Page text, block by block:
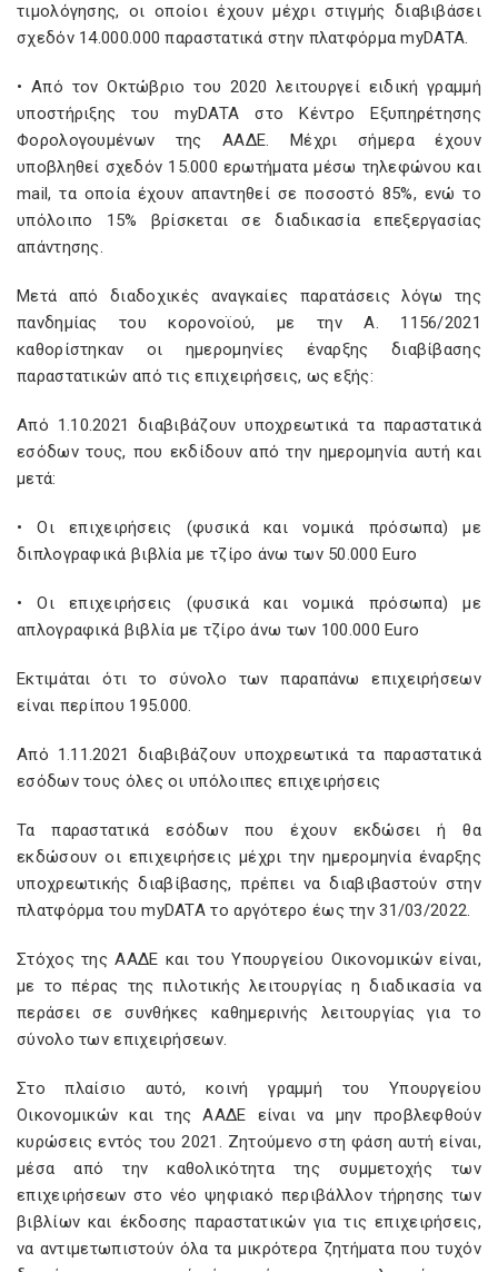
τιμολόγησης, οι οποίοι έχουν μέχρι στιγμής διαβιβάσει
σχεδόν 14.000.000 παραστατικά στην πλατφόρμα myDATA.
• Από τον Οκτώβριο του 2020 λειτουργεί ειδική γραμμή
υποστήριξης του myDATA στο Κέντρο Εξυπηρέτησης
Φορολογουμένων της ΑΑΔΕ. Μέχρι σήμερα έχουν
υποβληθεί σχεδόν 15.000 ερωτήματα μέσω τηλεφώνου και
mail, τα οποία έχουν απαντηθεί σε ποσοστό 85%, ενώ το
υπόλοιπο 15% βρίσκεται σε διαδικασία επεξεργασίας
απάντησης.
Μετά από διαδοχικές αναγκαίες παρατάσεις λόγω της
πανδημίας του κορονοϊού, με την Α. 1156/2021
καθορίστηκαν οι ημερομηνίες έναρξης διαβίβασης
παραστατικών από τις επιχειρήσεις, ως εξής:
Από 1.10.2021 διαβιβάζουν υποχρεωτικά τα παραστατικά
εσόδων τους, που εκδίδουν από την ημερομηνία αυτή και
μετά:
• Οι επιχειρήσεις (φυσικά και νομικά πρόσωπα) με
διπλογραφικά βιβλία με τζίρο άνω των 50.000 Euro
• Οι επιχειρήσεις (φυσικά και νομικά πρόσωπα) με
απλογραφικά βιβλία με τζίρο άνω των 100.000 Euro
Εκτιμάται ότι το σύνολο των παραπάνω επιχειρήσεων
είναι περίπου 195.000.
Από 1.11.2021 διαβιβάζουν υποχρεωτικά τα παραστατικά
εσόδων τους όλες οι υπόλοιπες επιχειρήσεις
Τα παραστατικά εσόδων που έχουν εκδώσει ή θα
εκδώσουν οι επιχειρήσεις μέχρι την ημερομηνία έναρξης
υποχρεωτικής διαβίβασης, πρέπει να διαβιβαστούν στην
πλατφόρμα του myDATA το αργότερο έως την 31/03/2022.
Στόχος της ΑΑΔΕ και του Υπουργείου Οικονομικών είναι,
με το πέρας της πιλοτικής λειτουργίας η διαδικασία να
περάσει σε συνθήκες καθημερινής λειτουργίας για το
σύνολο των επιχειρήσεων.
Στο πλαίσιο αυτό, κοινή γραμμή του Υπουργείου
Οικονομικών και της ΑΑΔΕ είναι να μην προβλεφθούν
κυρώσεις εντός του 2021. Ζητούμενο στη φάση αυτή είναι,
μέσα από την καθολικότητα της συμμετοχής των
επιχειρήσεων στο νέο ψηφιακό περιβάλλον τήρησης των
βιβλίων και έκδοσης παραστατικών για τις επιχειρήσεις,
να αντιμετωπιστούν όλα τα μικρότερα ζητήματα που τυχόν